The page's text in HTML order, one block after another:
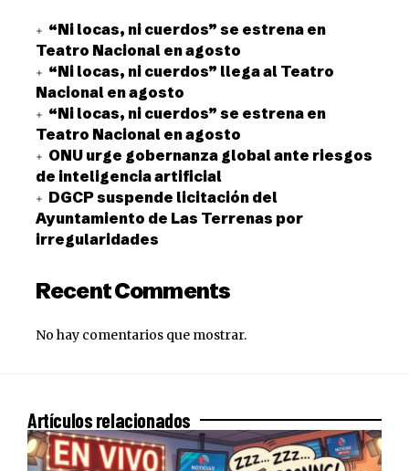
“Ni locas, ni cuerdos” se estrena en
Teatro Nacional en agosto
“Ni locas, ni cuerdos” llega al Teatro
Nacional en agosto
“Ni locas, ni cuerdos” se estrena en
Teatro Nacional en agosto
ONU urge gobernanza global ante riesgos
de inteligencia artificial
DGCP suspende licitación del
Ayuntamiento de Las Terrenas por
irregularidades
Recent Comments
No hay comentarios que mostrar.
Artículos relacionados